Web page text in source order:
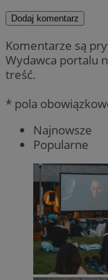
Dodaj komentarz
Komentarze są
Wydawca portalu
treść.
* pola
Najnowsze
Popularne